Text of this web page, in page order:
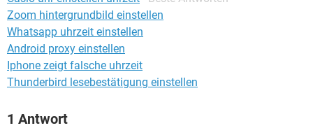
Zoom hintergrundbild einstellen
Whatsapp uhrzeit einstellen
Android proxy einstellen
Iphone zeigt falsche uhrzeit
Thunderbird lesebestätigung einstellen
1 Antwort